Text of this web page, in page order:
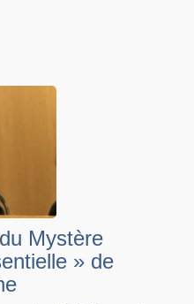
Mystère
» de